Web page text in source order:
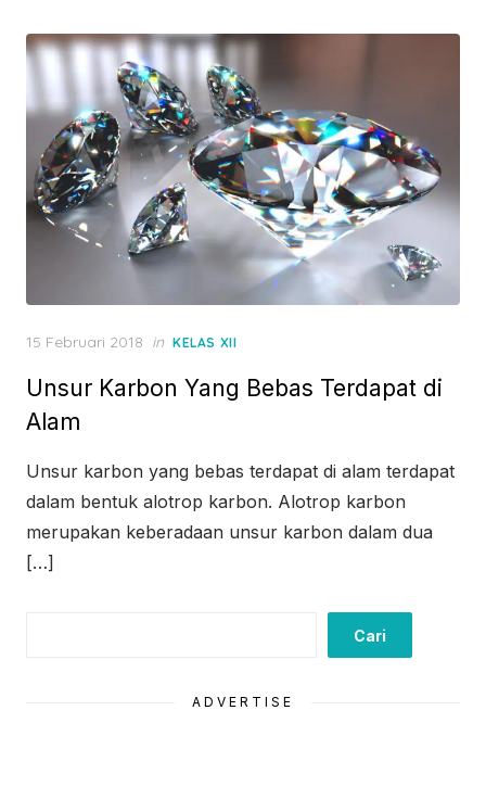
Posted
15 Februari 2018 in KELAS XII
Unsur Karbon Yang Bebas Terdapat di
Alam
Unsur karbon yang bebas terdapat di alam terdapat
dalam bentuk alotrop karbon. Alotrop karbon
merupakan keberadaan unsur karbon dalam dua
[…]
Cari
ADVERTISE